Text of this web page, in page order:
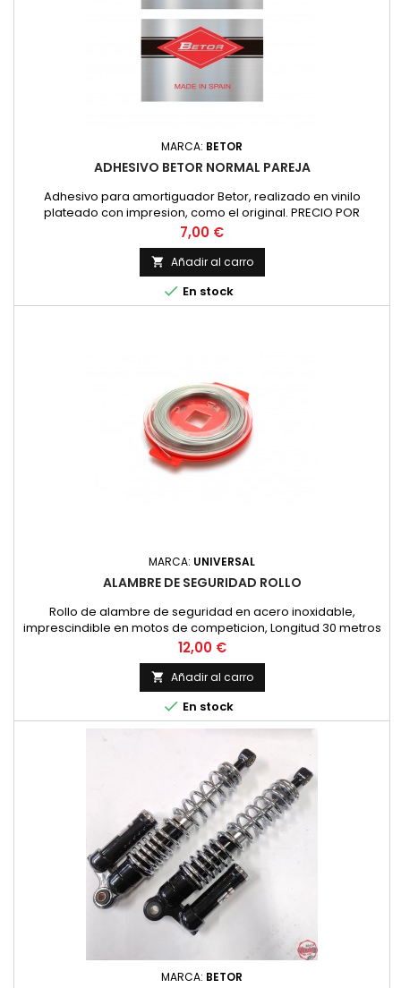
MARCA: BETOR
ADHESIVO BETOR NORMAL PAREJA
Adhesivo para amortiguador Betor, realizado en vinilo
plateado con impresion, como el original. PRECIO POR
PAREJA
Precio
7,00 €
 Añadir al carro
 En stock
MARCA: UNIVERSAL
ALAMBRE DE SEGURIDAD ROLLO
Rollo de alambre de seguridad en acero inoxidable,
imprescindible en motos de competicion, Longitud 30 metros
y diametro 0.8 mm.
Precio
12,00 €
 Añadir al carro
 En stock
MARCA: BETOR